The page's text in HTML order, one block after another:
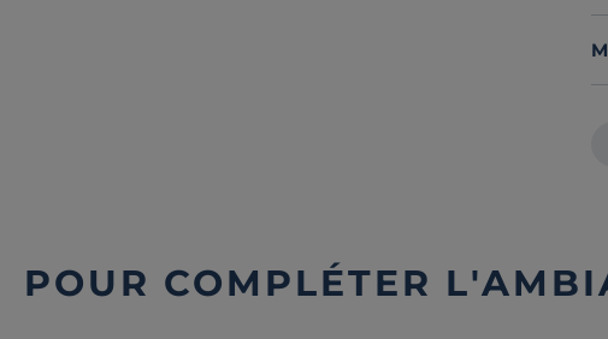
POUR COMPLÉTER